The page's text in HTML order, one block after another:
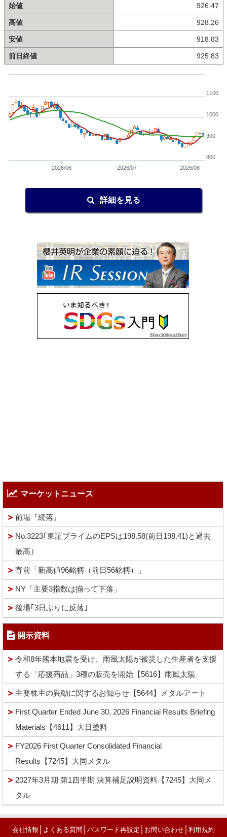
始値 926.47
高値 928.26
安値 918.83
前日終値 925.83
2026/06 2026/07 2026/08
800
900
1000
1100
詳細を見る
マーケットニュース
前場『続落』
No.3223｢東証プライムのEPSは198.58(前日198.41)と過去
最高｣
寄前「新高値96銘柄（前日56銘柄）」
NY「主要3指数は揃って下落」
後場｢3日ぶりに反落｣
開示資料
令和8年熊本地震を受け、雨風太陽が被災した生産者を支援
する「応援商品」3種の販売を開始【5616】雨風太陽
主要株主の異動に関するお知らせ【5644】メタルアート
First Quarter Ended June 30, 2026 Financial Results Briefing
Materials【4611】大日塗料
FY2026 First Quarter Consolidated Financial
Results【7245】大同メタル
2027年3月期 第1四半期 決算補足説明資料【7245】大同メ
タル
会社情報 よくある質問 パスワード再設定 お問い合わせ 利用規約